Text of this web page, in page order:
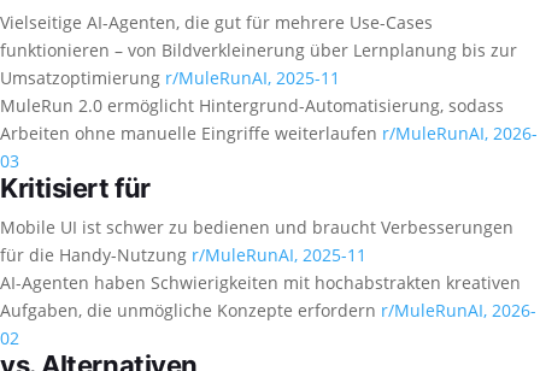
Vielseitige AI-Agenten, die gut für mehrere Use-Cases
funktionieren – von Bildverkleinerung über Lernplanung bis zur
Umsatzoptimierung r/MuleRunAI, 2025-11
MuleRun 2.0 ermöglicht Hintergrund-Automatisierung, sodass
Arbeiten ohne manuelle Eingriffe weiterlaufen r/MuleRunAI, 2026-
03
Kritisiert für
Mobile UI ist schwer zu bedienen und braucht Verbesserungen
für die Handy-Nutzung r/MuleRunAI, 2025-11
AI-Agenten haben Schwierigkeiten mit hochabstrakten kreativen
Aufgaben, die unmögliche Konzepte erfordern r/MuleRunAI, 2026-
02